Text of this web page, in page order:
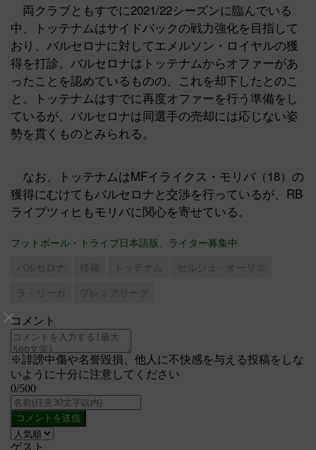
両クラブともすでに2021/22シーズンに臨んでいる
中、トッテナムはサイドバックの戦力強化を目指して
おり、バルセロナに対してエメルソン・ロイヤルの獲
得を打診。バルセロナはトッテナムからオファーがあ
ったことを認めているものの、これを却下したとのこ
と。トッテナムはすでに再度オファーを行う準備をし
ているが、バルセロナは同選手の売却には応じない姿
勢を貫くものとみられる。
なお、トッテナムはMFイライクス・モリバ（18）の
獲得にむけてもバルセロナと交渉を行っているが、RB
ライプツィヒもモリバに関心を寄せている。
フットボール・トライブ日本語版、ライター募集中
バルセロナ 移籍 トッテナム
セルジュ・オーリエ
ラ・リーガ
プレミアリーグ